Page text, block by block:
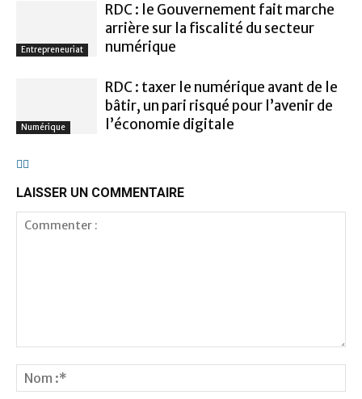
Entrepreneuriat
RDC : le Gouvernement fait marche
arrière sur la fiscalité du secteur
numérique
Numérique
RDC : taxer le numérique avant de le
bâtir, un pari risqué pour l’avenir de
l’économie digitale
LAISSER UN COMMENTAIRE